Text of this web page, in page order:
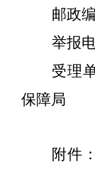
邮政
举报
受理
保障局
附件